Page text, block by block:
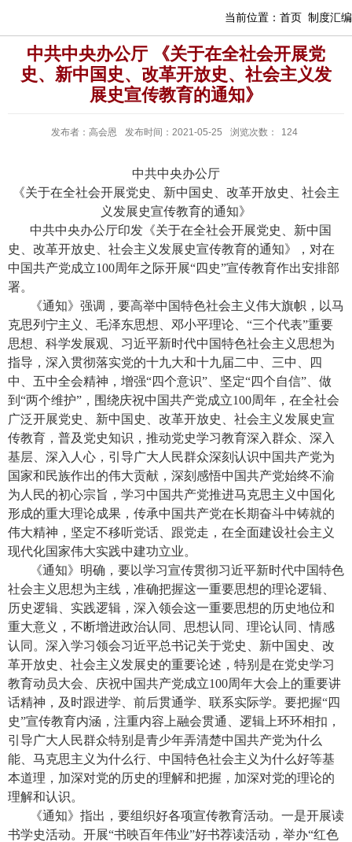
当前位置： 首页 制度汇编
中共中央办公厅 《关于在全社会开展党
史、新中国史、改革开放史、社会主义发
展史宣传教育的通知》
发布者：高会恩 发布时间：2021-05-25 浏览次数： 124
中共中央办公厅
《关于在全社会开展党史、新中国史、改革开放史、社会主
义发展史宣传教育的通知》
中共中央办公厅印发《关于在全社会开展党史、新中国
史、改革开放史、社会主义发展史宣传教育的通知》，对在
中国共产党成立100周年之际开展“四史”宣传教育作出安排部
署。
《通知》强调，要高举中国特色社会主义伟大旗帜，以马
克思列宁主义、毛泽东思想、邓小平理论、“三个代表”重要
思想、科学发展观、习近平新时代中国特色社会主义思想为
指导，深入贯彻落实党的十九大和十九届二中、三中、四
中、五中全会精神，增强“四个意识”、坚定“四个自信”、做
到“两个维护”，围绕庆祝中国共产党成立100周年，在全社会
广泛开展党史、新中国史、改革开放史、社会主义发展史宣
传教育，普及党史知识，推动党史学习教育深入群众、深入
基层、深入人心，引导广大人民群众深刻认识中国共产党为
国家和民族作出的伟大贡献，深刻感悟中国共产党始终不渝
为人民的初心宗旨，学习中国共产党推进马克思主义中国化
形成的重大理论成果，传承中国共产党在长期奋斗中铸就的
伟大精神，坚定不移听党话、跟党走，在全面建设社会主义
现代化国家伟大实践中建功立业。
《通知》明确，要以学习宣传贯彻习近平新时代中国特色
社会主义思想为主线，准确把握这一重要思想的理论逻辑、
历史逻辑、实践逻辑，深入领会这一重要思想的历史地位和
重大意义，不断增进政治认同、思想认同、理论认同、情感
认同。深入学习领会习近平总书记关于党史、新中国史、改
革开放史、社会主义发展史的重要论述，特别是在党史学习
教育动员大会、庆祝中国共产党成立100周年大会上的重要讲
话精神，及时跟进学、前后贯通学、联系实际学。要把握“四
史”宣传教育内涵，注重内容上融会贯通、逻辑上环环相扣，
引导广大人民群众特别是青少年弄清楚中国共产党为什么
能、马克思主义为什么行、中国特色社会主义为什么好等基
本道理，加深对党的历史的理解和把握，加深对党的理论的
理解和认识。
《通知》指出，要组织好各项宣传教育活动。一是开展读
书学史活动。开展“书映百年伟业”好书荐读活动，举办“红色